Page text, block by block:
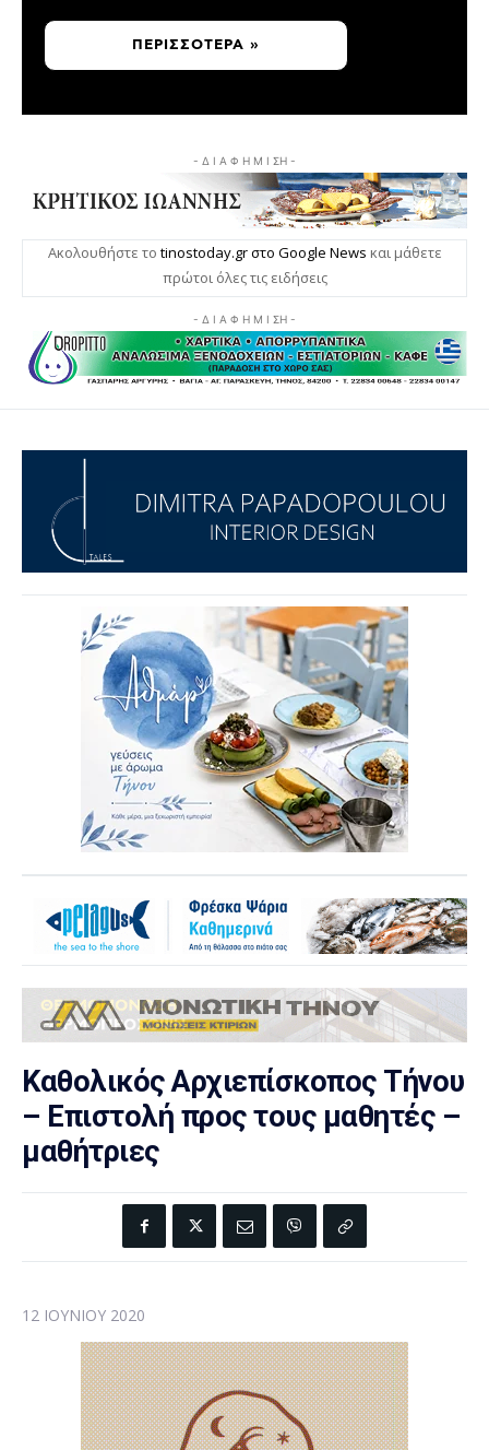
ΠΕΡΙΣΣΌΤΕΡΑ »
- Δ Ι Α Φ Η Μ Ι ΣΗ -
Ακολουθήστε το tinostoday.gr στο Google News και μάθετε
πρώτοι όλες τις ειδήσεις
- Δ Ι Α Φ Η Μ Ι ΣΗ -